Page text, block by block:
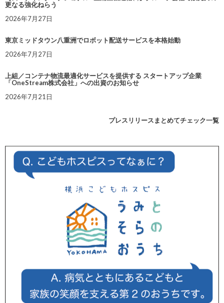
更なる強化ねらう
2026年7月27日
東京ミッドタウン八重洲でロボット配送サービスを本格始動
2026年7月27日
上組／コンテナ物流最適化サービスを提供する スタートアップ企業
「OneStream株式会社」への出資のお知らせ
2026年7月21日
プレスリリースまとめてチェック一覧